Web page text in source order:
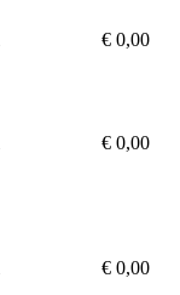
€ 0,00
€ 0,00
€ 0,00